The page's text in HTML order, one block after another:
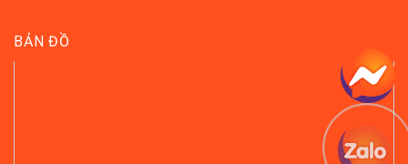
BẢN ĐỒ